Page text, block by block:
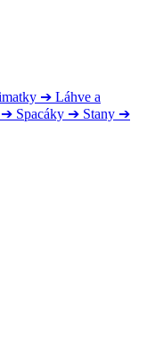
➔ Láhve a
➔ Spacáky ➔ Stany ➔